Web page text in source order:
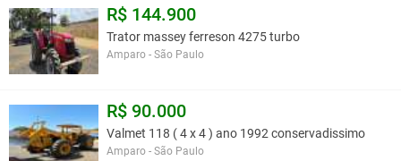
R$ 144.900
Trator massey ferreson 4275 turbo
Amparo - São Paulo
R$ 90.000
Valmet 118 ( 4 x 4 ) ano 1992 conservadissimo
Amparo - São Paulo